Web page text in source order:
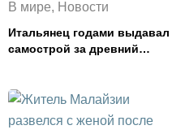
В мире, Новости
Итальянец годами выдавал
самострой за древний